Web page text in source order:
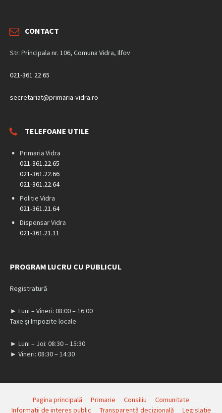
CONTACT
Str. Principala nr. 106, Comuna Vidra, Ilfov
021-361 22 65
secretariat@primaria-vidra.ro
TELEFOANE UTILE
Primaria Vidra
021-361.22.65
021-361.22.66
021-361.22.64
Politie Vidra
021-361.21.64
Dispensar Vidra
021-361.21.11
PROGRAM LUCRU CU PUBLICUL
Registratură
► Luni – Vineri: 08:00 – 16:00
Taxe și Impozite locale
► Luni – Joi: 08:30 – 15:30
► Vineri: 08:30 – 14:30
Pagina principală Primarie Consiliu
Comunitate
Informatii de interes public
Transparență decizională Legislatie